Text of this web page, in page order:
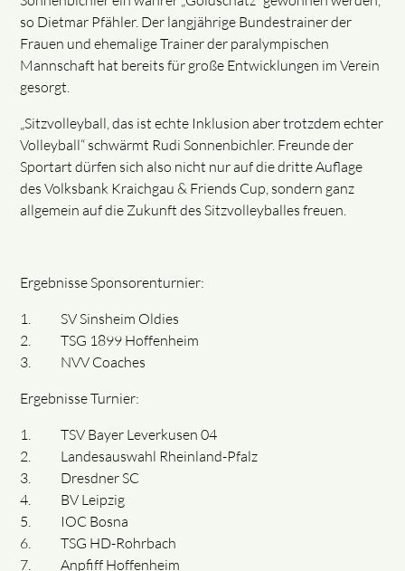
so Dietmar Pfähler. Der langjährige Bundestrainer der
Frauen und ehemalige Trainer der paralympischen
Mannschaft hat bereits für große Entwicklungen im Verein
gesorgt.
„Sitzvolleyball, das ist echte Inklusion aber trotzdem echter
Volleyball“ schwärmt Rudi Sonnenbichler. Freunde der
Sportart dürfen sich also nicht nur auf die dritte Auflage
des Volksbank Kraichgau & Friends Cup, sondern ganz
allgemein auf die Zukunft des Sitzvolleyballes freuen.
Ergebnisse Sponsorenturnier:
1. SV Sinsheim Oldies
2. TSG 1899 Hoffenheim
3. NVV Coaches
Ergebnisse Turnier:
1. TSV Bayer Leverkusen 04
2. Landesauswahl Rheinland-Pfalz
3. Dresdner SC
4. BV Leipzig
5. IOC Bosna
6. TSG HD-Rohrbach
7. Anpfiff Hoffenheim